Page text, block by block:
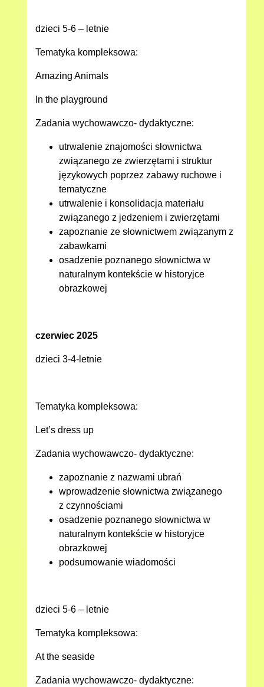
dzieci 5-6 – letnie
Tematyka kompleksowa:
Amazing Animals
In the playground
Zadania wychowawczo- dydaktyczne:
utrwalenie znajomości słownictwa
związanego ze zwierzętami i struktur
językowych poprzez zabawy ruchowe i
tematyczne
utrwalenie i konsolidacja materiału
związanego z jedzeniem i zwierzętami
zapoznanie ze słownictwem związanym z
zabawkami
osadzenie poznanego słownictwa w
naturalnym kontekście w historyjce
obrazkowej
czerwiec 2025
dzieci 3-4-letnie
Tematyka kompleksowa:
Let’s dress up
Zadania wychowawczo- dydaktyczne:
zapoznanie z nazwami ubrań
wprowadzenie słownictwa związanego
z czynnościami
osadzenie poznanego słownictwa w
naturalnym kontekście w historyjce
obrazkowej
podsumowanie wiadomości
dzieci 5-6 – letnie
Tematyka kompleksowa:
At the seaside
Zadania wychowawczo- dydaktyczne: